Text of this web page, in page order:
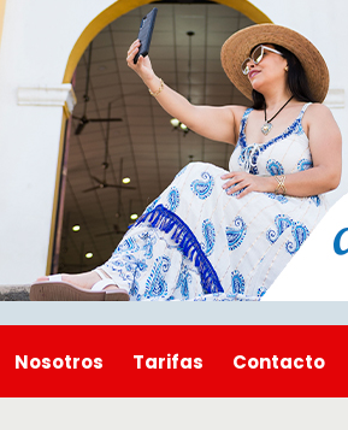
Nosotros Tarifas Contacto